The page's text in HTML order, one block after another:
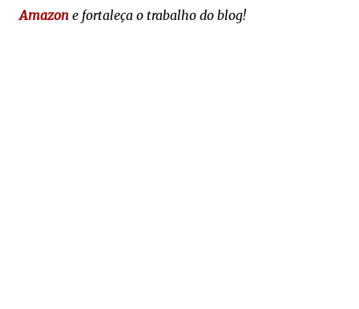
Amazon e fortaleça o trabalho do blog!